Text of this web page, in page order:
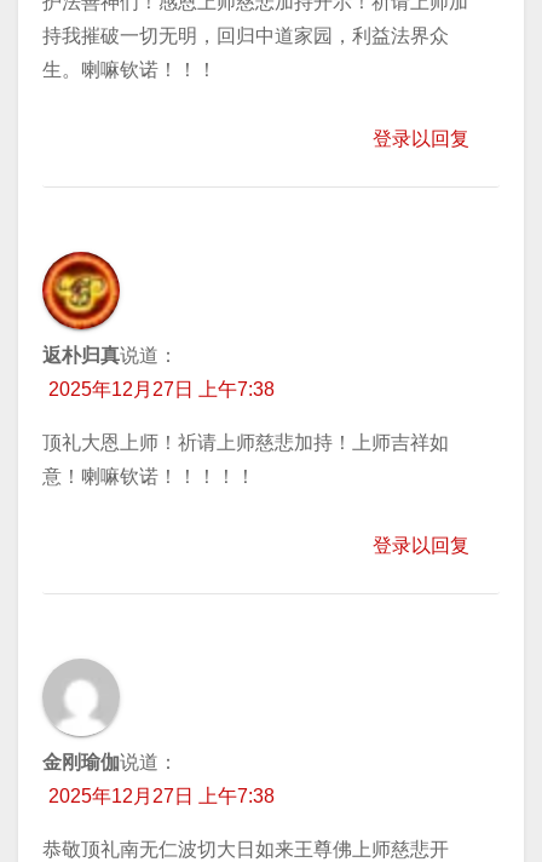
持我摧破一切无明，回归中道家园，利益法界众
生。喇嘛钦诺！！！
登录以回复
返朴归真说道：
2025年12月27日 上午7:38
顶礼大恩上师！祈请上师慈悲加持！上师吉祥如
意！喇嘛钦诺！！！！！
登录以回复
金刚瑜伽说道：
2025年12月27日 上午7:38
恭敬顶礼南无仁波切大日如来王尊佛上师慈悲开